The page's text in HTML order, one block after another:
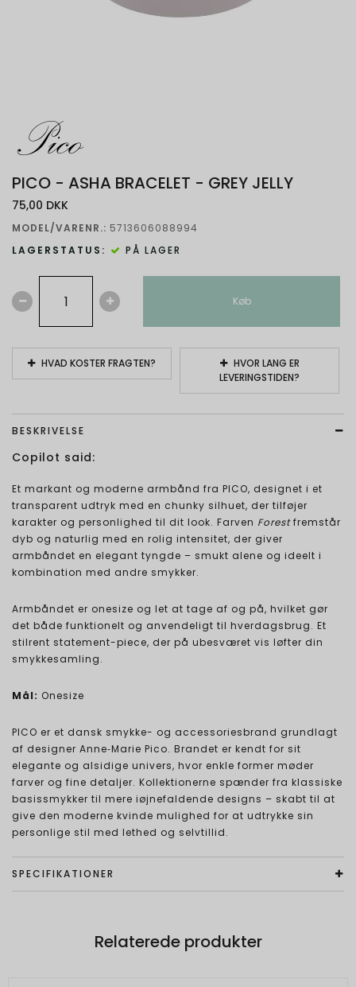
PICO - ASHA BRACELET - GREY JELLY
75,00 DKK
MODEL/VARENR.: 5713606088994
LAGERSTATUS:
PÅ LAGER
Køb
HVAD KOSTER FRAGTEN?
HVOR LANG ER
LEVERINGSTIDEN?
BESKRIVELSE
Copilot said:
Et markant og moderne armbånd fra PICO, designet i et
transparent udtryk med en chunky silhuet, der tilføjer
karakter og personlighed til dit look. Farven Forestfremstår
dyb og naturlig med en rolig intensitet, der giver
armbåndet en elegant tyngde – smukt alene og ideelt i
kombination med andre smykker.
Armbåndet er onesize og let at tage af og på, hvilket gør
det både funktionelt og anvendeligt til hverdagsbrug. Et
stilrent statement-piece, der på ubesværet vis løfter din
smykkesamling.
Mål: Onesize
PICO er et dansk smykke- og accessoriesbrand grundlagt
af designer Anne‑Marie Pico. Brandet er kendt for sit
elegante og alsidige univers, hvor enkle former møder
farver og fine detaljer. Kollektionerne spænder fra klassiske
basissmykker til mere iøjnefaldende designs – skabt til at
give den moderne kvinde mulighed for at udtrykke sin
personlige stil med lethed og selvtillid.
SPECIFIKATIONER
Relaterede produkter